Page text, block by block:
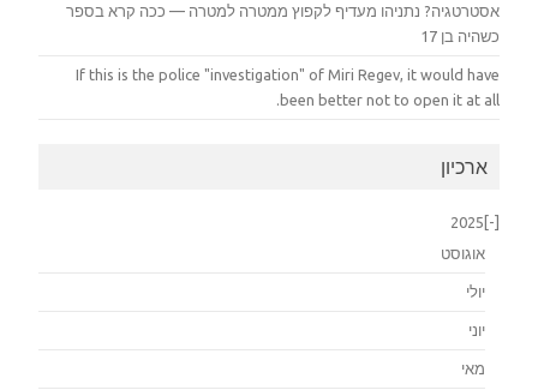
אסטרטגיה? נתניהו מעדיף לקפוץ ממטרה למטרה — ככה קרא בספר
כשהיה בן 17
If this is the police "investigation" of Miri Regev, it would have
been better not to open it at all.
ארכיון
[-]
2025
אוגוסט
יולי
יוני
מאי